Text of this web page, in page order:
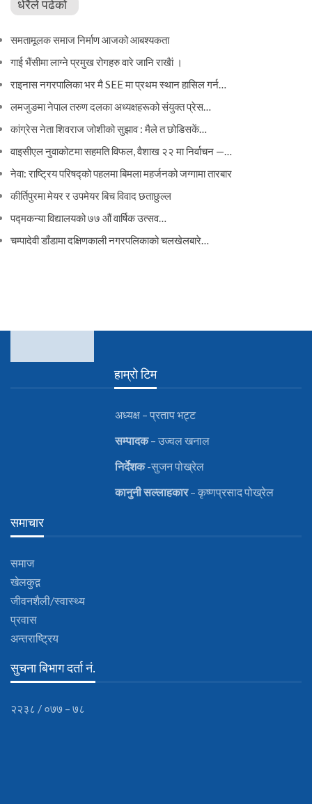
धेरैले पढेको
समतामूलक समाज निर्माण आजको आबश्यकता
गाई भैंसीमा लाग्ने प्रमुख रोगहरु वारे जानि राखैां ।
राइनास नगरपालिका भर मै SEE मा प्रथम स्थान हासिल गर्न…
लमजुङमा नेपाल तरुण दलका अध्यक्षहरूको संयुक्त प्रेस…
कांग्रेस नेता शिवराज जोशीको सुझाव : मैले त छोडिसकें…
वाइसीएल नुवाकोटमा सहमति विफल, वैशाख २२ मा निर्वाचन —…
नेवा: राष्ट्रिय परिषद्को पहलमा बिमला महर्जनको जग्गामा तारबार
कीर्तिपुरमा मेयर र उपमेयर बिच विवाद छताछुल्ल
पद्मकन्या विद्यालयको ७७ औं ‌‌वार्षिक ‌उत्सव…
चम्पादेवी डाँडामा दक्षिणकाली नगरपलिकाको चलखेलबारे…
हाम्रो टिम
अध्यक्ष – प्रताप भट्ट
सम्पादक– उज्वल खनाल
निर्देशक-सुजन पोख्रेल
कानुनीसल्लाहकार– कृष्णप्रसाद पोख्रेल
समाचार
समाज
खेलकुद़़
जीवनशैली/स्वास्थ्य
प्रवास
अन्तराष्ट्रिय
सुचना बिभाग दर्ता नं.
२२३८ / ०७७ – ७८